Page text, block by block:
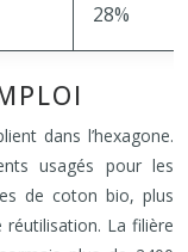
28%
dans l’hexagone.
usagés pour les
de coton bio, plus
La filière